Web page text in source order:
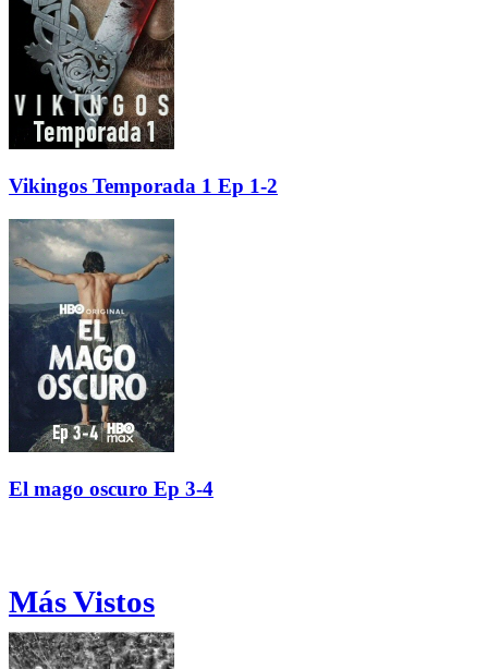
Vikingos Temporada 1 Ep 1-2
El mago oscuro Ep 3-4
Más Vistos